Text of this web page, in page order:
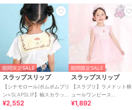
▼シナモロール・ポムポムプリンシリーズ
1801-81537：ワンピース
1802-81505：2点セット
1805-81542：パーカー
1815-81587：セーラー半袖Tシャツ
1815-81116：長袖Tシャツ
1814-81609：リュック
1814-81610：半袖パジャマ
1814-81621：巾着
1819-81503：ソックス
1814-81632：キーホルダー
期間限定SALE
スラップスリップ
【シナモロール/ポムポムプリ
ン×SLAPSLIP】袖スカラップ
耳付きセーラー襟風Tシャツ
¥2,552
期間限定SALE
スラップスリップ
【スラプリ】ラメドット
ュールワンピース
(90~130cm)
¥1,892